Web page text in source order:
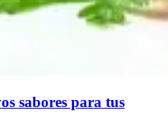
sabores para tus